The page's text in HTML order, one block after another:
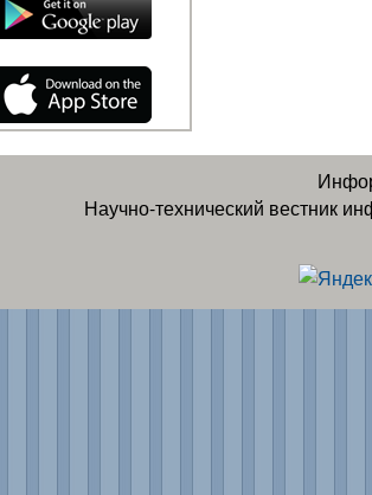
Научно-технический вестник